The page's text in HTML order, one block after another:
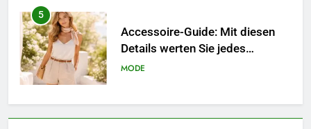
5
Accessoire-Guide: Mit diesen
Details werten Sie jedes
Frühlingsoutfit auf.
MODE
6